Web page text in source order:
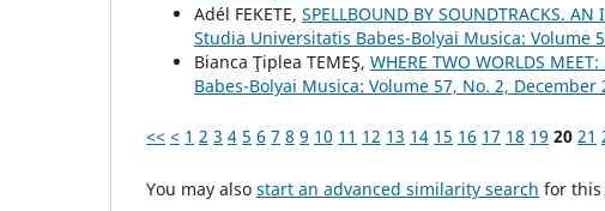
Adél FEKETE, SPELLBOUND BY SOUNDTRACKS.
Studia Universitatis Babes-Bolyai Musica: Volume
Bianca Ţiplea TEMEŞ, WHERE TWO WORLDS
Babes-Bolyai Musica: Volume 57, No. 2, December
<< < 1 2 3 4 5 6 7 8 9 10 11 12 13 14 15 16 17 18 19 20 21
You may also start an advanced similarity search for this